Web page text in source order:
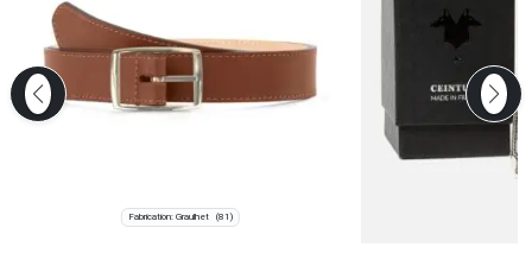
Fabrication: Graulhet (81)